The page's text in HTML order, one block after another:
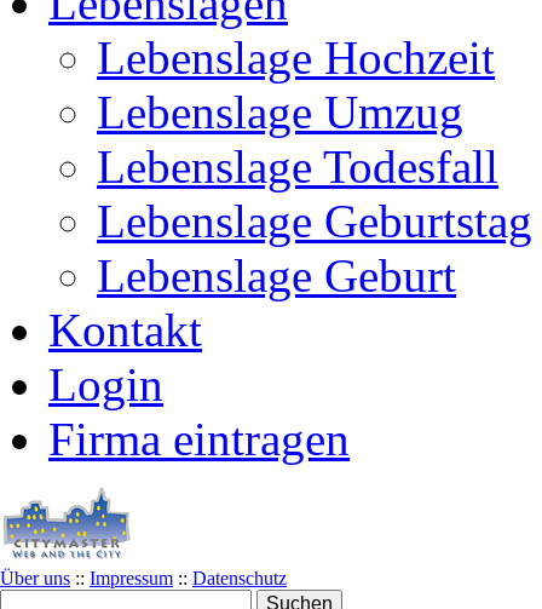
Lebenslage Hochzeit
Lebenslage Umzug
Lebenslage Todesfall
Lebenslage Geburtstag
Lebenslage Geburt
Kontakt
Login
Firma eintragen
Über uns :: Impressum :: Datenschutz